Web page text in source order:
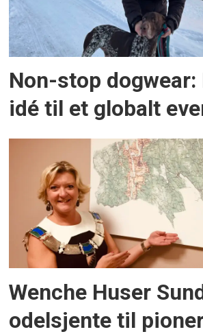
Non-stop dogwear:
idé til et globalt
Wenche Huser
odelsjente til